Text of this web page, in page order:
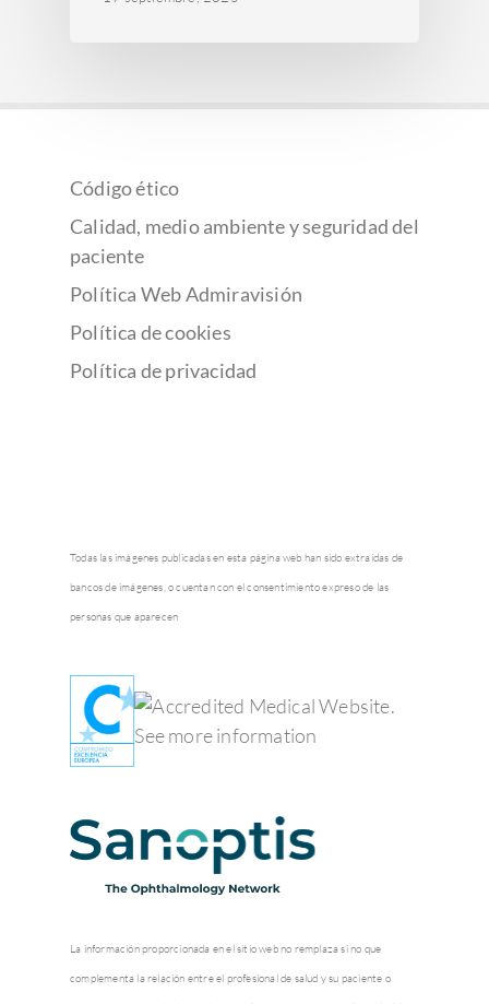
Código ético
Calidad, medio ambiente y seguridad del
paciente
Política Web Admiravisión
Política de cookies
Política de privacidad
Todas las imágenes publicadas en esta página web han sido extraídas de
bancos de imágenes, o cuentan con el consentimiento expreso de las
personas que aparecen
La información proporcionada en el sitio web no remplaza si no que
complementa la relación entre el profesional de salud y su paciente o